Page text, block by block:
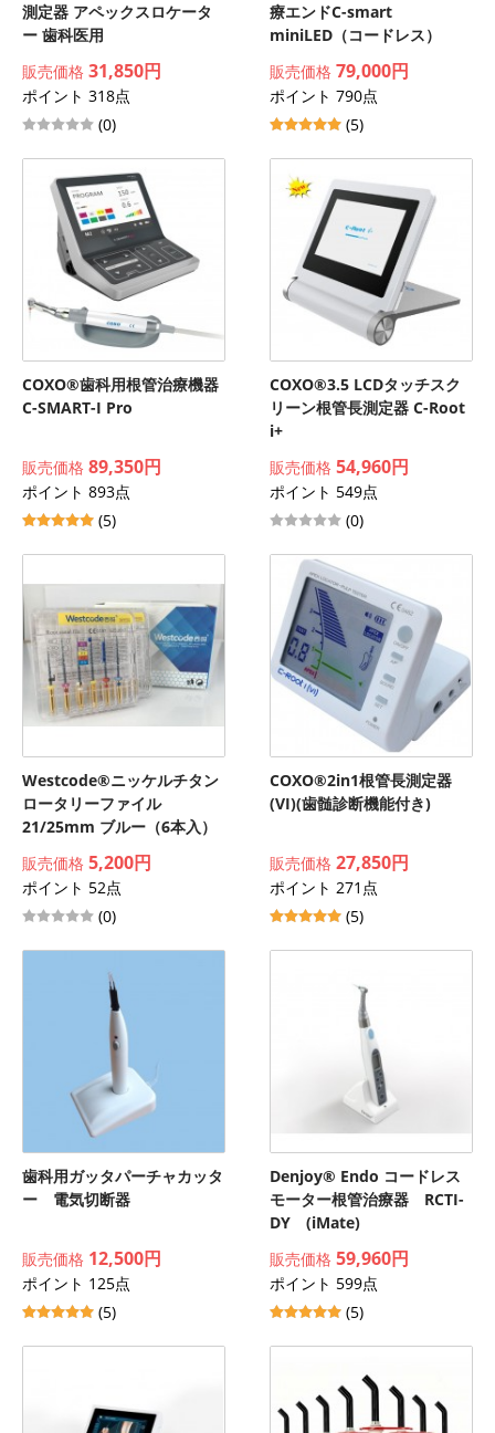
測定器 アペックスロケータ
ー 歯科医用
販売価格 31,850円
ポイント 318点
(0)
療エンドC-smart
miniLED（コードレス）
販売価格 79,000円
ポイント 790点
(5)
COXO®歯科用根管治療機器
C-SMART-I Pro
販売価格 89,350円
ポイント 893点
(5)
COXO®3.5 LCDタッチスク
リーン根管長測定器 C-Root
i+
販売価格 54,960円
ポイント 549点
(0)
Westcode®ニッケルチタン
ロータリーファイル
21/25mm ブルー（6本入）
販売価格 5,200円
ポイント 52点
(0)
COXO®2in1根管長測定器
(VI)(歯髄診断機能付き)
販売価格 27,850円
ポイント 271点
(5)
歯科用ガッタパーチャカッタ
ー 電気切断器
販売価格 12,500円
ポイント 125点
(5)
Denjoy® Endo コードレス
モーター根管治療器 RCTI-
DY (iMate)
販売価格 59,960円
ポイント 599点
(5)